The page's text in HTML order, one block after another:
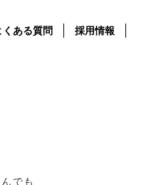
くある質問 採用情報
でも